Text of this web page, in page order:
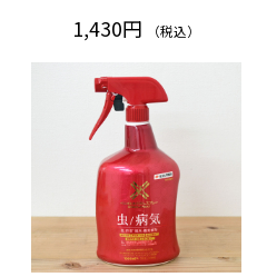
1,430円 （税込）